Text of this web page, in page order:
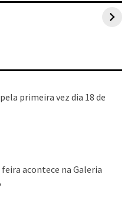
para o carnaval
primeira vez dia 18 de
feira acontece na Galeria